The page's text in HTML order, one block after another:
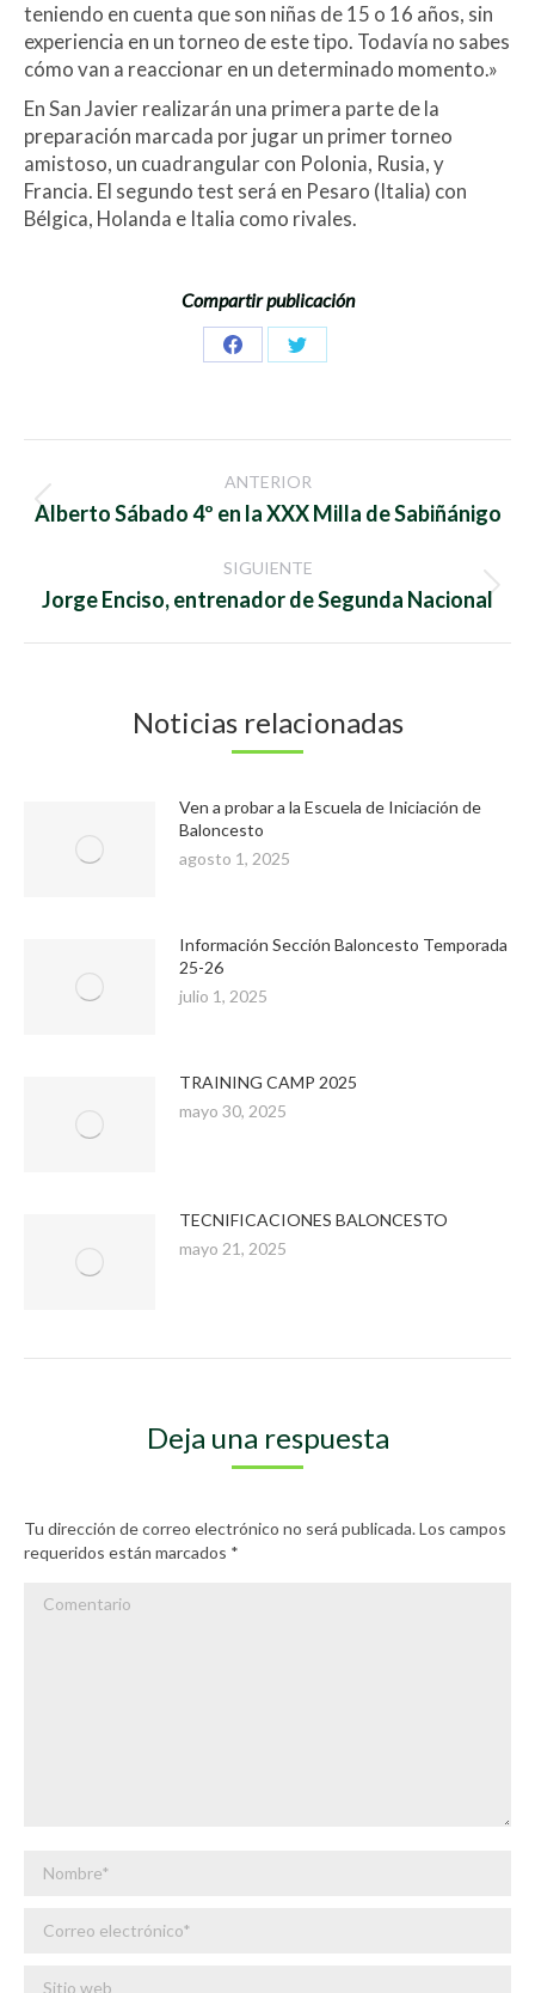
teniendo en cuenta que son niñas de 15 o 16 años, sin
experiencia en un torneo de este tipo. Todavía no sabes
cómo van a reaccionar en un determinado momento.»
En San Javier realizarán una primera parte de la
preparación marcada por jugar un primer torneo
amistoso, un cuadrangular con Polonia, Rusia, y
Francia. El segundo test será en Pesaro (Italia) con
Bélgica, Holanda e Italia como rivales.
Compartir publicación
Share
Share
Navegación
entre
publicaciones
ANTERIOR
Publicación
Alberto Sábado 4º en la XXX Milla de Sabiñánigo
SIGUIENTE
Publicación
Jorge Enciso, entrenador de Segunda Nacional
Noticias relacionadas
Ven a probar a la Escuela de Iniciación de
Baloncesto
agosto 1, 2025
Información Sección Baloncesto Temporada
25-26
julio 1, 2025
TRAINING CAMP 2025
mayo 30, 2025
TECNIFICACIONES BALONCESTO
mayo 21, 2025
Deja una respuesta
Tu dirección de correo electrónico no será publicada. Los campos
requeridos están marcados *
Comentario